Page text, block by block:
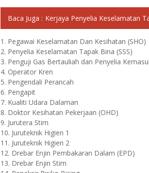
Baca Juga : Kerjaya Penyelia Keselamatan
1. Pegawai Keselamatan Dan Kesihatan (SHO)
2. Penyelia Keselamatan Tapak Bina (SSS)
3. Penguji Gas Bertauliah dan Penyelia
4. Operator Kren
5. Pengendali Perancah
6. Pengapit
7. Kualiti Udara Dalaman
8. Doktor Kesihatan Pekerjaan (OHD)
9. Jurutera Stim
10. Juruteknik Higien 1
11. Juruteknik Higien 2
12. Drebar Enjin Pembakaran Dalam (EPD)
13. Drebar Enjin Stim